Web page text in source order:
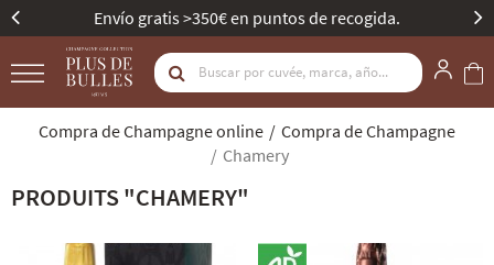
Mejor Bodega de Champagne - Gault
Compra de Champagne online
Compra de Champagne
Chamery
PRODUITS "CHAMERY"